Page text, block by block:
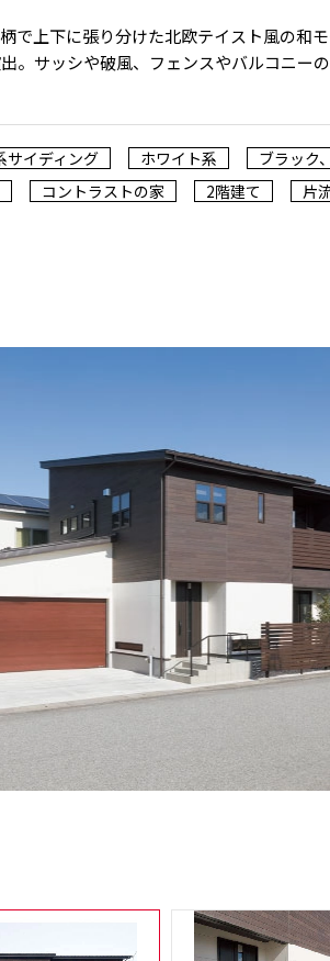
で上下に張り分けた北欧テイスト風の和
。サッシや破風、フェンスやバルコニー
サイディング ホワイト系 ブラック
コントラストの家 2階建て 片